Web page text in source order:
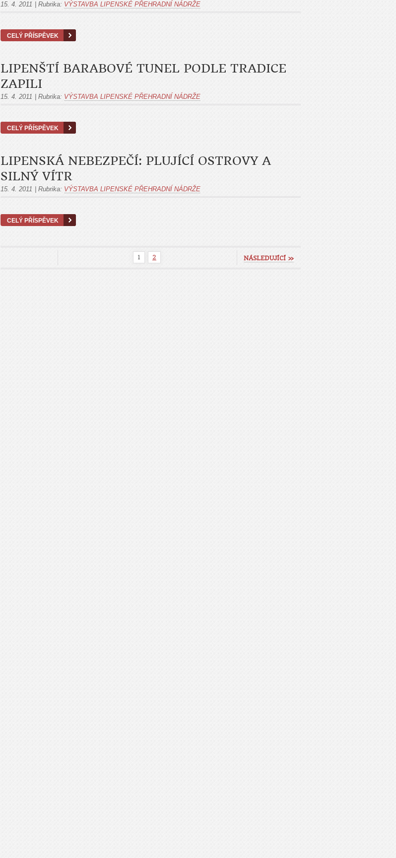
15. 4. 2011 Rubrika: VÝSTAVBA LIPENSKÉ PŘEHRADNÍ NÁDRŽE
CELÝ PŘÍSPĚVEK
LIPENŠTÍ BARABOVÉ TUNEL PODLE TRADICE
ZAPILI
15. 4. 2011 Rubrika: VÝSTAVBA LIPENSKÉ PŘEHRADNÍ NÁDRŽE
CELÝ PŘÍSPĚVEK
LIPENSKÁ NEBEZPEČÍ: PLUJÍCÍ OSTROVY A
SILNÝ VÍTR
15. 4. 2011 Rubrika: VÝSTAVBA LIPENSKÉ PŘEHRADNÍ NÁDRŽE
CELÝ PŘÍSPĚVEK
1 2 NÁSLEDUJÍCÍ »